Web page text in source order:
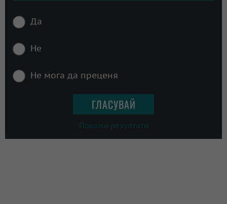
Да
Не
Не мога да преценя
Покажи резултати